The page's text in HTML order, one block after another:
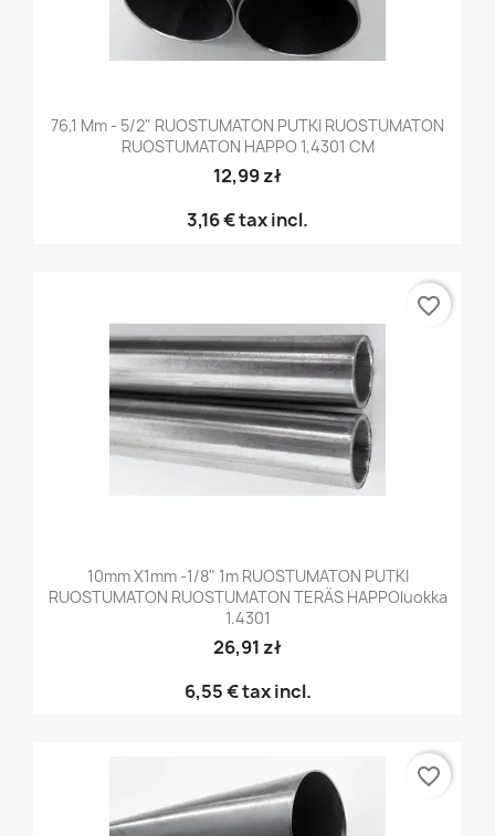
76,1 Mm - 5/2" RUOSTUMATON PUTKI RUOSTUMATON
RUOSTUMATON HAPPO 1,4301 CM
12,99 zł
3,16 €tax incl.
10mm X1mm -1/8" 1m RUOSTUMATON PUTKI
RUOSTUMATON RUOSTUMATON TERÄS HAPPOluokka
1.4301
26,91 zł
6,55 €tax incl.
favorite_border
favorite_border